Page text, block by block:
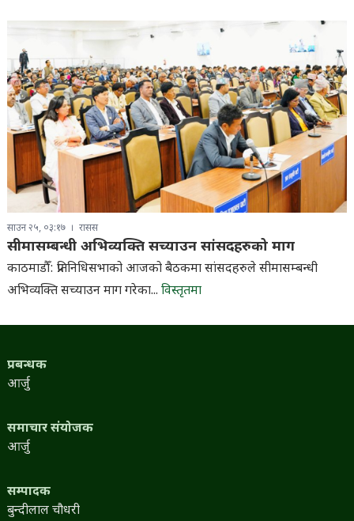
साउन २५, ०३:१७ रासस
सीमासम्बन्धी अभिव्यक्ति सच्याउन सांसदहरुको माग
काठमाडौँ: प्रतिनिधिसभाको आजको बैठकमा सांसदहरुले सीमासम्बन्धी
अभिव्यक्ति सच्याउन माग गरेका... विस्तृतमा
प्रबन्धक
आर्जु
समाचार संयोजक
आर्जु
सम्पादक
बुन्दीलाल चौधरी